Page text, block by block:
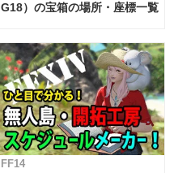
G18）の宝箱の場所・座標一覧
FF14